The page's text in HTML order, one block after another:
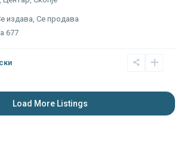
издава, Се продава
677
Load More Listings